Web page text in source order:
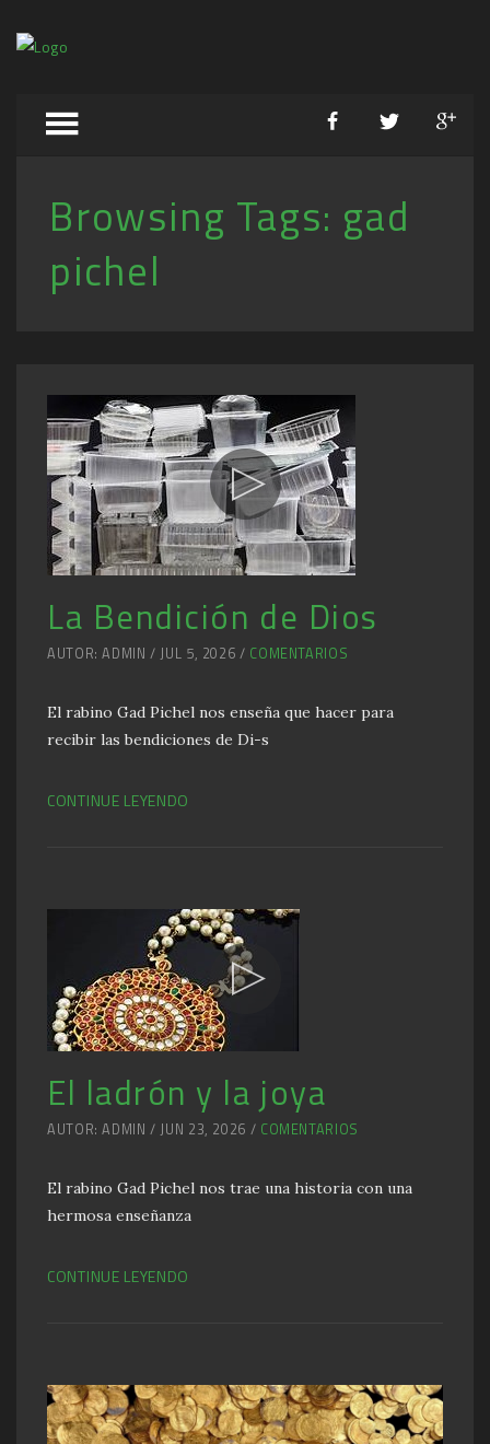
Browsing Tags: gad
pichel
La Bendición de Dios
AUTOR: ADMIN / JUL 5, 2026 / COMENTARIOS
El rabino Gad Pichel nos enseña que hacer para
recibir las bendiciones de Di-s
CONTINUE LEYENDO
El ladrón y la joya
AUTOR: ADMIN / JUN 23, 2026 / COMENTARIOS
El rabino Gad Pichel nos trae una historia con una
hermosa enseñanza
CONTINUE LEYENDO